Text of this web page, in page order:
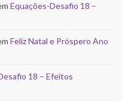
Equações-Desafio 18 –
Feliz Natal e Próspero Ano
18 – Efeitos